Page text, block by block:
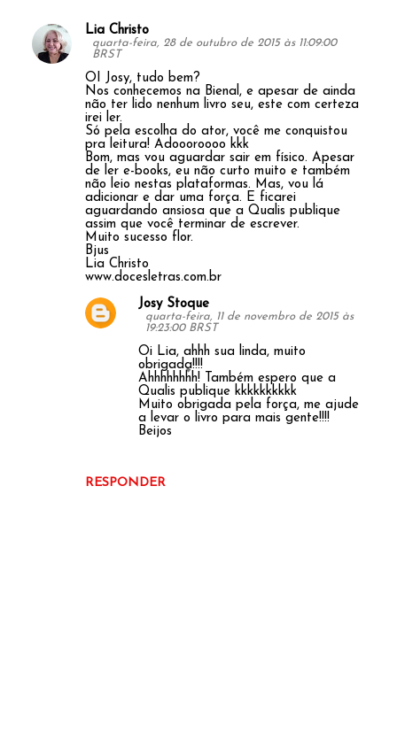
C
Lia Christo
quarta-feira, 28 de outubro de 2015 às 11:09:00
BRST
OI Josy, tudo bem?
Nos conhecemos na Bienal, e apesar de ainda
não ter lido nenhum livro seu, este com certeza
irei ler.
Só pela escolha do ator, você me conquistou
pra leitura! Adoooroooo kkk
Bom, mas vou aguardar sair em físico. Apesar
de ler e-books, eu não curto muito e também
não leio nestas plataformas. Mas, vou lá
adicionar e dar uma força. E ficarei
aguardando ansiosa que a Qualis publique
assim que você terminar de escrever.
Muito sucesso flor.
Bjus
Lia Christo
www.docesletras.com.br
RESPONDER
Josy Stoque
quarta-feira, 11 de novembro de 2015 às
19:23:00 BRST
Oi Lia, ahhh sua linda, muito
obrigada!!!!
Ahhhhhhhh! Também espero que a
Qualis publique kkkkkkkkkk
Muito obrigada pela força, me ajude
a levar o livro para mais gente!!!!
Beijos